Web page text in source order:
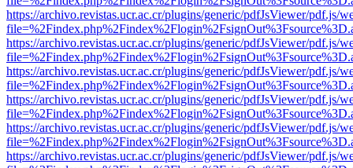
https://archivo.revistas.ucr.ac.cr/plugins/generic/pdfJsViewer/pdf.js/
https://archivo.revistas.ucr.ac.cr/plugins/generic/pdfJsViewer/pdf.js/
https://archivo.revistas.ucr.ac.cr/plugins/generic/pdfJsViewer/pdf.js/
https://archivo.revistas.ucr.ac.cr/plugins/generic/pdfJsViewer/pdf.js/
https://archivo.revistas.ucr.ac.cr/plugins/generic/pdfJsViewer/pdf.js/
https://archivo.revistas.ucr.ac.cr/plugins/generic/pdfJsViewer/pdf.js/